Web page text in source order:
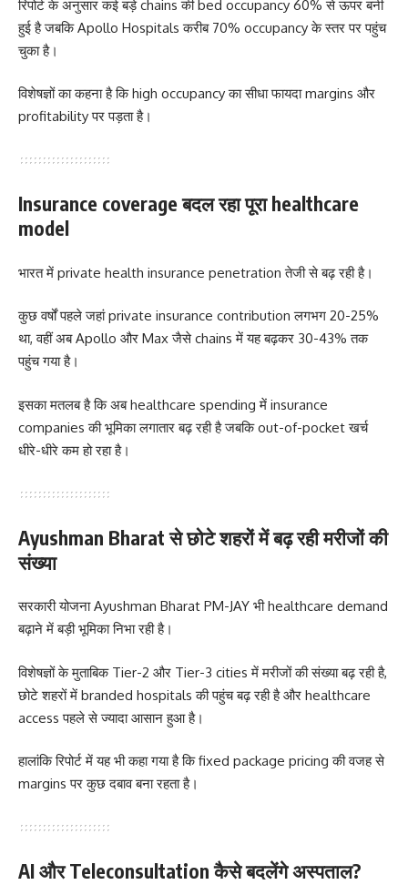
रिपोर्ट के अनुसार कई बड़े chains की bed occupancy 60% से ऊपर बनी
हुई है जबकि Apollo Hospitals करीब 70% occupancy के स्तर पर पहुंच
चुका है।
विशेषज्ञों का कहना है कि high occupancy का सीधा फायदा margins और
profitability पर पड़ता है।
Insurance coverage बदल रहा पूरा healthcare
model
भारत में private health insurance penetration तेजी से बढ़ रही है।
कुछ वर्षों पहले जहां private insurance contribution लगभग 20-25%
था, वहीं अब Apollo और Max जैसे chains में यह बढ़कर 30-43% तक
पहुंच गया है।
इसका मतलब है कि अब healthcare spending में insurance
companies की भूमिका लगातार बढ़ रही है जबकि out-of-pocket खर्च
धीरे-धीरे कम हो रहा है।
Ayushman Bharat से छोटे शहरों में बढ़ रही मरीजों की
संख्या
सरकारी योजना Ayushman Bharat PM-JAY भी healthcare demand
बढ़ाने में बड़ी भूमिका निभा रही है।
विशेषज्ञों के मुताबिक Tier-2 और Tier-3 cities में मरीजों की संख्या बढ़ रही है,
छोटे शहरों में branded hospitals की पहुंच बढ़ रही है और healthcare
access पहले से ज्यादा आसान हुआ है।
हालांकि रिपोर्ट में यह भी कहा गया है कि fixed package pricing की वजह से
margins पर कुछ दबाव बना रहता है।
AI और Teleconsultation कैसे बदलेंगे अस्पताल?